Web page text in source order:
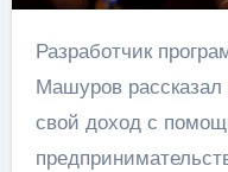
Разработчик программного обеспечения Вадим
Машуров рассказал
свой доход с